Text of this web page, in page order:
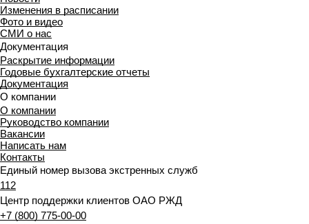
Изменения в расписании
Фото и видео
СМИ о нас
Документация
Раскрытие информации
Годовые бухгалтерские отчеты
Документация
О компании
О компании
Руководство компании
Вакансии
Написать нам
Контакты
Единый номер вызова экстренных служб
112
Центр поддержки клиентов ОАО РЖД
+7 (800) 775-00-00